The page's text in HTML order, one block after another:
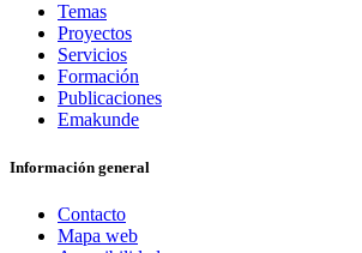
Temas
Proyectos
Servicios
Formación
Publicaciones
Emakunde
Información general
Contacto
Mapa web